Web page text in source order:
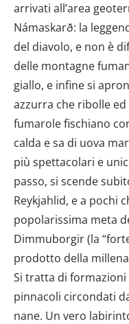
arrivati all’area
Námaskarð: la
del diavolo, e non è
delle montagne
giallo, e infine si
azzurra che ribolle
fumarole fischiano
calda e sa di uova
più spettacolari e
passo, si scende
Reykjahlid, e a pochi
popolarissima meta
Dimmuborgir (la
prodotto della
Si tratta di formazioni
pinnacoli circondati
nane. Un vero